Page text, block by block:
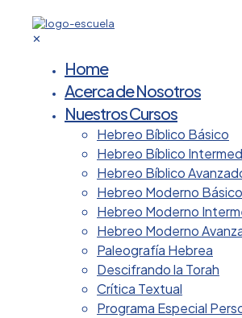
✕
Home
Acerca de Nosotros
Nuestros Cursos
Hebreo Bíblico Básico
Hebreo Bíblico
Hebreo Bíblico
Hebreo Moderno Básico
Hebreo Moderno
Hebreo Moderno
Paleografía Hebrea
Descifrando la Torah
Crítica Textual
Programa Especial